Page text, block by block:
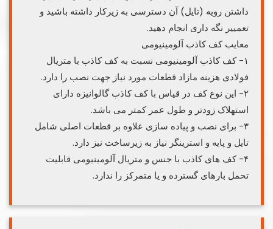
داشتن رویه (تایل) آن دسترسی به زیرکار داشته باشید و
تعمییر نگه داری انجام دهید.
معایب کف کاذب آلومینیومی
۱- کف کاذب آلومینیومی نسبت به کف کاذب با متریال
فولادی هزینه مازاد قطعات مورد نیاز جهت نصب را دارد.
۲- این نوع کف در قیاس با کف کاذب گالوانیزه دارای
استهلاک زودتر و طول عمر کمتر می باشد.
۳- برای نصب و پیاده سازی علاوه بر قطعات اصلی شامل
تایل و پایه و استرینگر نیاز به زیرساخت نیز دارد.
۴- کف های کاذب با جنس و متریال آلومینیومی قابلیت
تحمل بارهای گسترده و یا متمرکز را ندارد.